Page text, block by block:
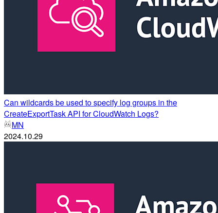
Can wildcards be used to specify log groups in the
CreateExportTask API for CloudWatch Logs?
MN
2024.10.29